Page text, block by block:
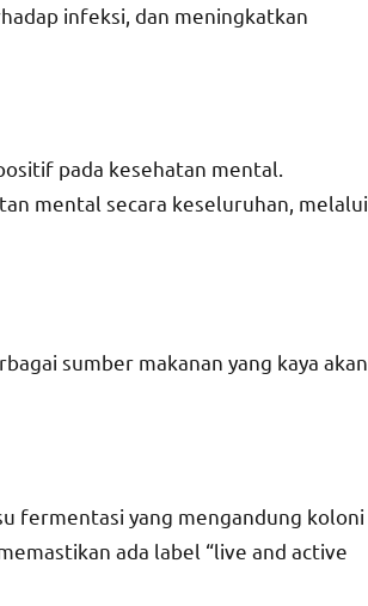
infeksi, dan meningkatkan
pada kesehatan mental.
mental secara keseluruhan, melalui
sumber makanan yang kaya akan
fermentasi yang mengandung koloni
ada label “live and active